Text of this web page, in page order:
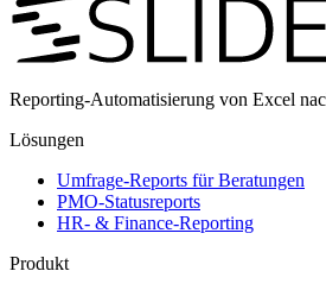
Reporting-Automatisierung von Excel
Lösungen
Umfrage-Reports für Beratungen
PMO-Statusreports
HR- & Finance-Reporting
Produkt